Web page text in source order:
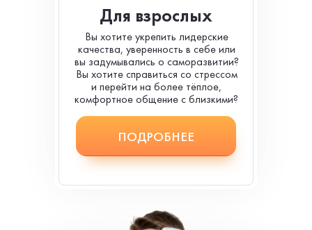
Для взрослых
ПОДРОБНЕЕ
Вы хотите укрепить лидерские
качества, уверенность в себе или
вы задумывались о саморазвитии?
Вы хотите справиться со стрессом
и перейти на более тёплое,
комфортное общение с близкими?